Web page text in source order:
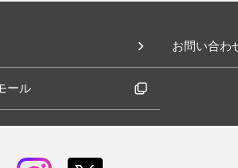
お問い合わ
ール